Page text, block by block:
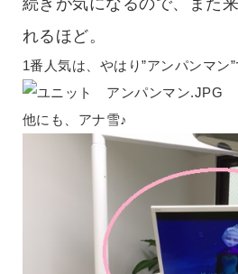
れるほど。
1番人気は、やはり”アンパンマン”
他にも、アナ雪♪